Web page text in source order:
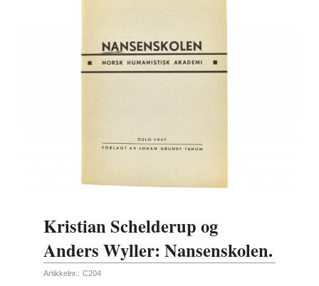
Kristian Schelderup og
Anders Wyller: Nansenskolen.
Artikkelnr.: C204